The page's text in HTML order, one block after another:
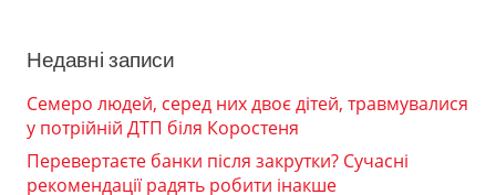
Недавні записи
Семеро людей, серед них двоє дітей, травмувалися
у потрійній ДТП біля Коростеня
Перевертаєте банки після закрутки? Сучасні
рекомендації радять робити інакше